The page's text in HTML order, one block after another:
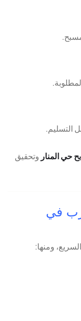
التسليم.
حي المنار وتحقيق
في
ومنها: